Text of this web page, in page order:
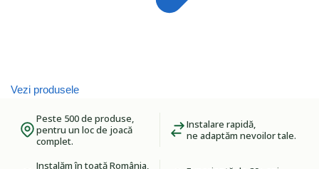
Vezi produsele
Peste 500 de produse,
pentru un loc de joacă
complet.
Instalare rapidă,
ne adaptăm nevoilor tale.
Instalăm în toată România,